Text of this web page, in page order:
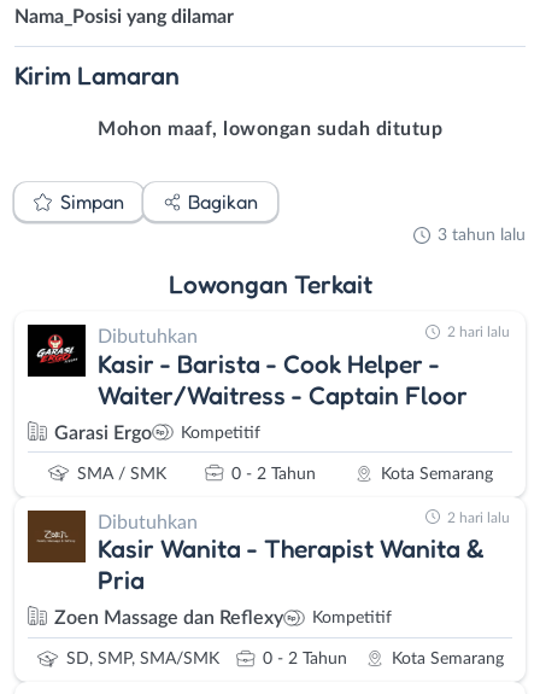
Nama_Posisi yang dilamar
Kirim Lamaran
Mohon maaf, lowongan sudah ditutup
Simpan Bagikan
3 tahun lalu
Lowongan Terkait
Dibutuhkan
Kasir - Barista - Cook Helper -
Waiter/Waitress - Captain Floor
Garasi Ergo Kompetitif
SMA / SMK 0 - 2 Tahun Kota Semarang
2 hari lalu
Dibutuhkan
Kasir Wanita - Therapist Wanita &
Pria
Zoen Massage dan Reflexy Kompetitif
SD, SMP, SMA/SMK 0 - 2 Tahun Kota Semarang
2 hari lalu